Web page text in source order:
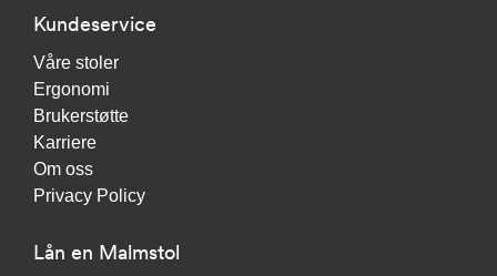
Kundeservice
Våre stoler
Ergonomi
Brukerstøtte
Karriere
Om oss
Privacy Policy
Lån en Malmstol